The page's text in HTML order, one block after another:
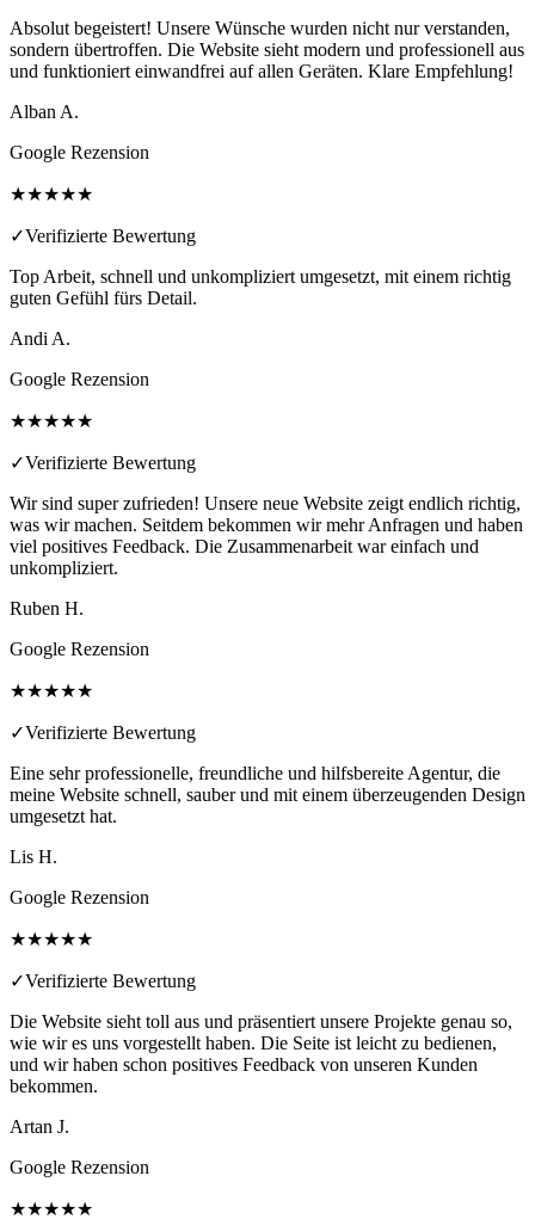
Absolut begeistert! Unsere Wünsche wurden nicht nur verstanden,
sondern übertroffen. Die Website sieht modern und professionell aus
und funktioniert einwandfrei auf allen Geräten. Klare Empfehlung!
Alban A.
Google Rezension
★★★★★
✓Verifizierte Bewertung
Top Arbeit, schnell und unkompliziert umgesetzt, mit einem richtig
guten Gefühl fürs Detail.
Andi A.
Google Rezension
★★★★★
✓Verifizierte Bewertung
Wir sind super zufrieden! Unsere neue Website zeigt endlich richtig,
was wir machen. Seitdem bekommen wir mehr Anfragen und haben
viel positives Feedback. Die Zusammenarbeit war einfach und
unkompliziert.
Ruben H.
Google Rezension
★★★★★
✓Verifizierte Bewertung
Eine sehr professionelle, freundliche und hilfsbereite Agentur, die
meine Website schnell, sauber und mit einem überzeugenden Design
umgesetzt hat.
Lis H.
Google Rezension
★★★★★
✓Verifizierte Bewertung
Die Website sieht toll aus und präsentiert unsere Projekte genau so,
wie wir es uns vorgestellt haben. Die Seite ist leicht zu bedienen,
und wir haben schon positives Feedback von unseren Kunden
bekommen.
Artan J.
Google Rezension
★★★★★